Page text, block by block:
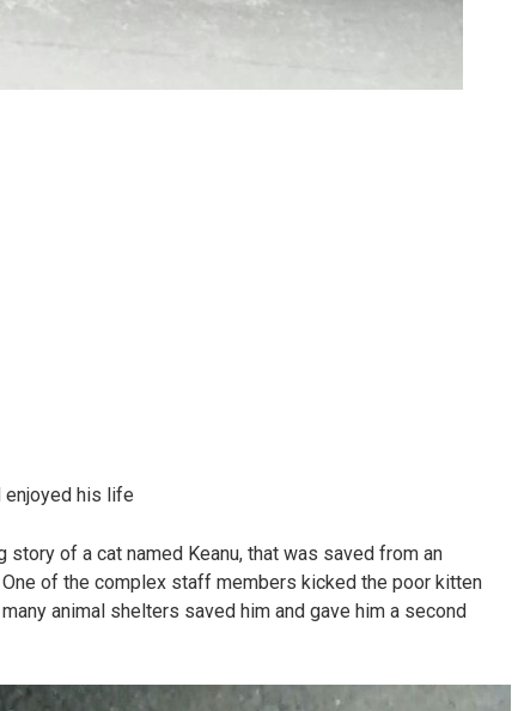
enjoyed his life
story of a cat named Keanu, that was saved from an
of the complex staff members kicked the poor kitten
animal shelters saved him and gave him a second